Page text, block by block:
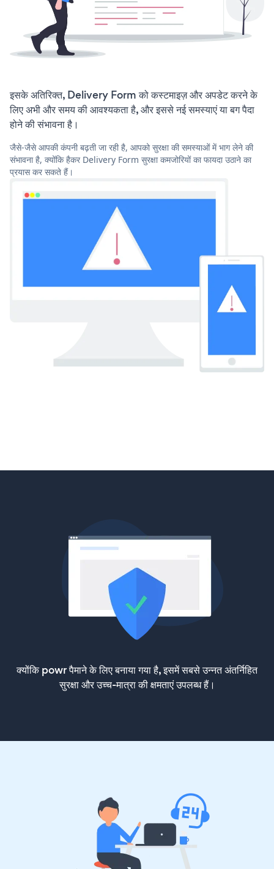
इसके अतिरिक्त, Delivery Form को कस्टमाइज़ और अपडेट करने के
लिए अभी और समय की आवश्यकता है, और इससे नई समस्याएं या बग पैदा
होने की संभावना है।
जैसे-जैसे आपकी कंपनी बढ़ती जा रही है, आपको सुरक्षा की समस्याओं में भाग लेने की
संभावना है, क्योंकि हैकर Delivery Form सुरक्षा कमजोरियों का फायदा उठाने का
प्रयास कर सकते हैं।
क्योंकि powr पैमाने के लिए बनाया गया है, इसमें सबसे उन्नत अंतर्निहित
सुरक्षा और उच्च-मात्रा की क्षमताएं उपलब्ध हैं।